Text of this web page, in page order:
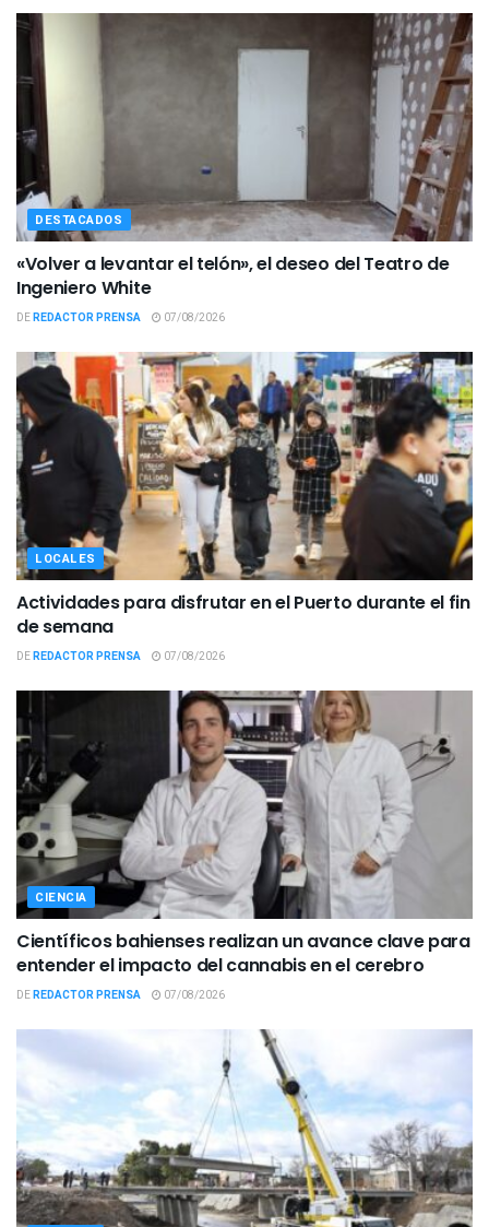
DESTACADOS
«Volver a levantar el telón», el deseo del Teatro de
Ingeniero White
DEREDACTOR PRENSA 07/08/2026
LOCALES
Actividades para disfrutar en el Puerto durante el fin
de semana
DEREDACTOR PRENSA 07/08/2026
CIENCIA
Científicos bahienses realizan un avance clave para
entender el impacto del cannabis en el cerebro
DEREDACTOR PRENSA 07/08/2026